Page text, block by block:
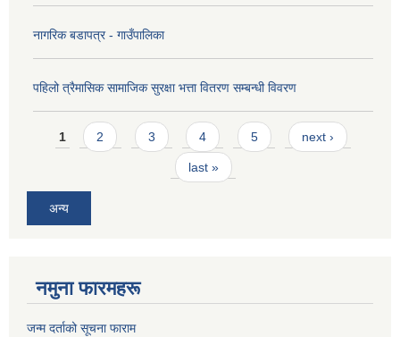
नागरिक बडापत्र - गाउँपालिका
पहिलो त्रैमासिक सामाजिक सुरक्षा भत्ता वितरण सम्बन्धी विवरण
Pages
1 2 3 4 5 next ›
last »
अन्य
नमुना फारमहरू
जन्म दर्ताको सूचना फाराम